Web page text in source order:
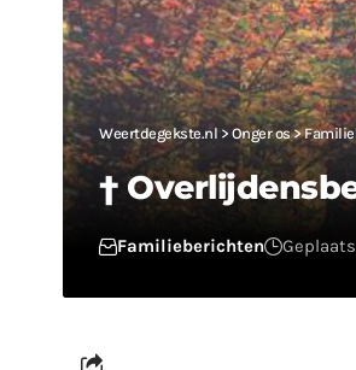
Weertdegekste.nl > Onger os>
†
Familieberichten